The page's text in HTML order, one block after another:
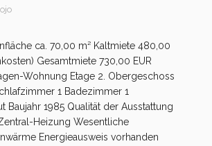
ca. 70,00 m² Kaltmiete 480,00
Gesamtmiete 730,00 EUR
Wohnung Etage 2. Obergeschoss
1 Badezimmer 1
Baujahr 1985 Qualität der Ausstattung
Heizung Wesentliche
Energieausweis vorhanden